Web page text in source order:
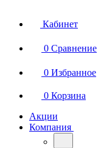
Кабинет
0 Сравнение
0 Избранное
0 Корзина
Акции
Компания